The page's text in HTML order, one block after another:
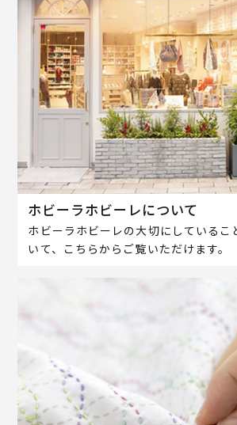
ホビーラホビーレについて
ホビーラホビーレの大切にしているこ
いて、こちらからご覧いただけます。